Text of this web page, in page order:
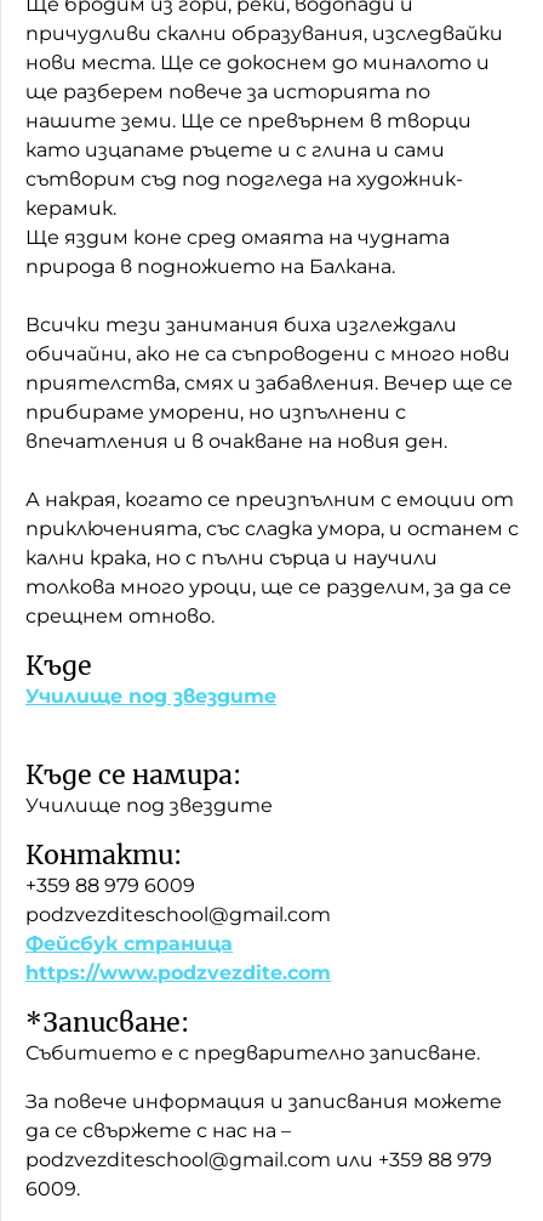
Домашен любимец
Питаме Ви
До ре ми
причудливи скални образувания, изследвайки
нови места. Ще се докоснем до миналото и
ще разберем повече за историята по
нашите земи. Ще се превърнем в творци
като изцапаме ръцете и с глина и сами
сътворим съд под подгледа на художник-
керамик.
Ще яздим коне сред омаята на чудната
природа в подножието на Балкана.
Всички тези занимания биха изглеждали
обичайни, ако не са съпроводени с много нови
приятелства, смях и забавления. Вечер ще се
прибираме уморени, но изпълнени с
впечатления и в очакване на новия ден.
А накрая, когато се преизпълним с емоции от
приключенията, със сладка умора, и останем с
кални крака, но с пълни сърца и научили
толкова много уроци, ще се разделим, за да се
срещнем отново.
Къде
Училище под звездите
Къде се намира:
Училище под звездите
Контакти:
+359 88 979 6009
podzvezditeschool@gmail.com
Фейсбук страница
https://www.podzvezdite.com
*Записване:
Събитието е с предварително записване.
За повече информация и записвания можете
да се свържете с нас на –
podzvezditeschool@gmail.com или +359 88 979
6009.